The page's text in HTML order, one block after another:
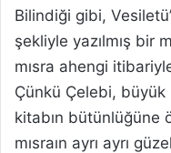
Bilindiği gibi,
şekliyle yazılmış bir
mısra ahengi
Çünkü Çelebi, büyük
kitabın bütünlüğüne
mısraın ayrı ayrı